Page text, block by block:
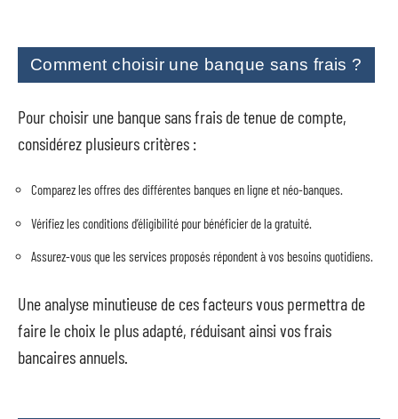
Comment choisir une banque sans frais ?
Pour choisir une banque sans frais de tenue de compte,
considérez plusieurs critères :
Comparez les offres des différentes banques en ligne et néo-banques.
Vérifiez les conditions d’éligibilité pour bénéficier de la gratuité.
Assurez-vous que les services proposés répondent à vos besoins quotidiens.
Une analyse minutieuse de ces facteurs vous permettra de
faire le choix le plus adapté, réduisant ainsi vos frais
bancaires annuels.